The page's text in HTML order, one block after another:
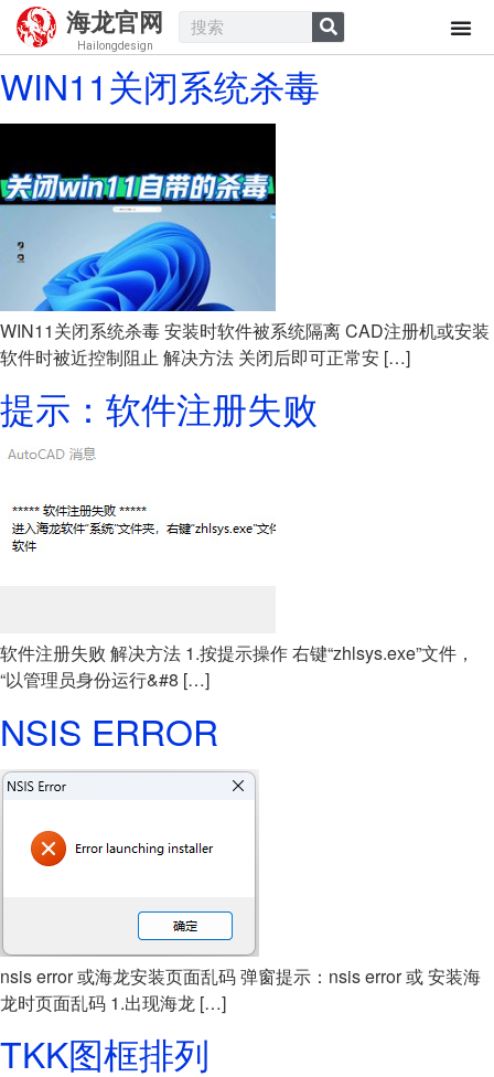
海龙官网
Hailongdesign
WIN11关闭系统杀毒
WIN11关闭系统杀毒 安装时软件被系统隔离 CAD注册机或安装
软件时被近控制阻止 解决方法 关闭后即可正常安 […]
提示：软件注册失败
软件注册失败 解决方法 1.按提示操作 右键“zhlsys.exe”文件，
“以管理员身份运行&#8 […]
NSIS ERROR
nsis error 或海龙安装页面乱码 弹窗提示：nsis error 或 安装海
龙时页面乱码 1.出现海龙 […]
TKK图框排列